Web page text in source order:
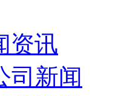
资讯
司新闻